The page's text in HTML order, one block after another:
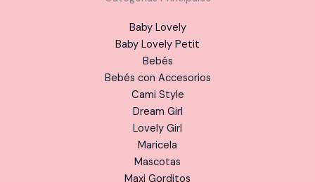
Baby Lovely
Baby Lovely Petit
Bebés
Bebés con Accesorios
Cami Style
Dream Girl
Lovely Girl
Maricela
Mascotas
Maxi Gorditos